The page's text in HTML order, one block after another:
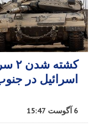
اسرائیل در
6 آگوست 15:47